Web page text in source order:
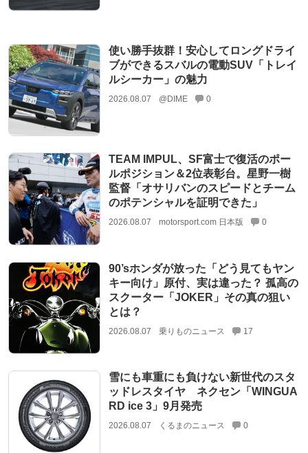
使い勝手抜群！安心してロングドライ
ブができるスバルの電動SUV「トレイ
ルシーカー」の魅力
2026.08.07 @DIME 0
TEAM IMPUL、SF富士で復活のポー
ルポジション＆2位表彰台。星野一樹
監督「オサリバンのスピードとチーム
のポテンシャルを証明できた」
2026.08.07 motorsport.com 日本版 0
90’sホンダが放った「どう見てもヤン
キー向け」原付、実は違った？ 孤高の
スクーター「JOKER」その真の狙い
とは？
2026.08.07 乗りものニュース 17
雪にも車重にも負けない新世代のスタ
ッドレスタイヤ ネクセン「WINGUA
RD ice 3」9月発売
2026.08.07 くるまのニュース 0